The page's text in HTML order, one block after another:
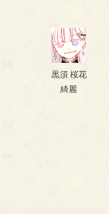
黒須 桜花
綺麗